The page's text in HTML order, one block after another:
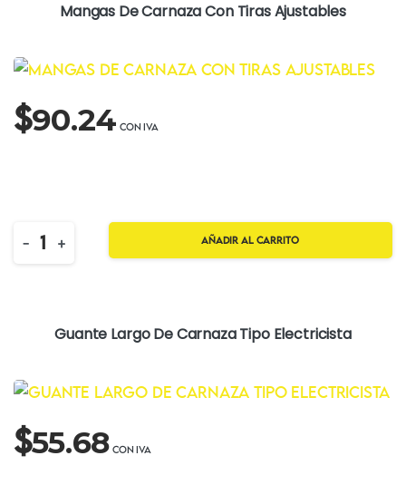
Mangas De Carnaza Con Tiras Ajustables
$90.24
Quantity
- + Añadir al carrito
Guante Largo De Carnaza Tipo Electricista
$55.68